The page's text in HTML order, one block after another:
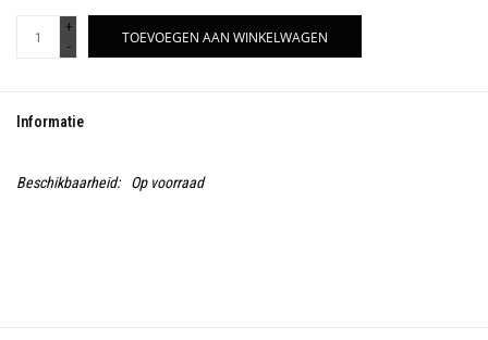
+
-
TOEVOEGEN AAN WINKELWAGEN
Informatie
Beschikbaarheid: Op voorraad